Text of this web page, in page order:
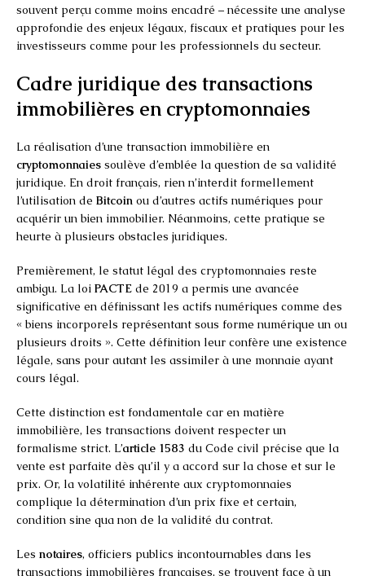
souvent perçu comme moins encadré – nécessite une analyse
approfondie des enjeux légaux, fiscaux et pratiques pour les
investisseurs comme pour les professionnels du secteur.
Cadre juridique des transactions
immobilières en cryptomonnaies
La réalisation d’une transaction immobilière en
cryptomonnaies soulève d’emblée la question de sa validité
juridique. En droit français, rien n’interdit formellement
l’utilisation de Bitcoin ou d’autres actifs numériques pour
acquérir un bien immobilier. Néanmoins, cette pratique se
heurte à plusieurs obstacles juridiques.
Premièrement, le statut légal des cryptomonnaies reste
ambigu. La loi PACTE de 2019 a permis une avancée
significative en définissant les actifs numériques comme des
« biens incorporels représentant sous forme numérique un ou
plusieurs droits ». Cette définition leur confère une existence
légale, sans pour autant les assimiler à une monnaie ayant
cours légal.
Cette distinction est fondamentale car en matière
immobilière, les transactions doivent respecter un
formalisme strict. L’article 1583 du Code civil précise que la
vente est parfaite dès qu’il y a accord sur la chose et sur le
prix. Or, la volatilité inhérente aux cryptomonnaies
complique la détermination d’un prix fixe et certain,
condition sine qua non de la validité du contrat.
Les notaires, officiers publics incontournables dans les
transactions immobilières françaises, se trouvent face à un